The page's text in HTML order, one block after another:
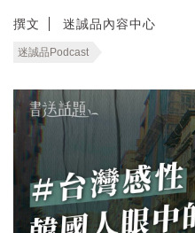
撰文 迷誠品內容中心
迷誠品Podcast